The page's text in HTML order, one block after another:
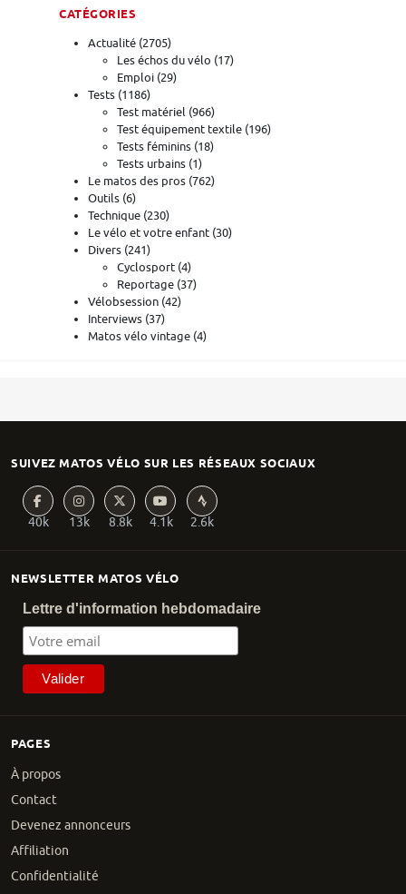
CATÉGORIES
Actualité (2705)
Les échos du vélo (17)
Emploi (29)
Tests (1186)
Test matériel (966)
Test équipement textile (196)
Tests féminins (18)
Tests urbains (1)
Le matos des pros (762)
Outils (6)
Technique (230)
Le vélo et votre enfant (30)
Divers (241)
Cyclosport (4)
Reportage (37)
Vélobsession (42)
Interviews (37)
Matos vélo vintage (4)
PAGES
À propos
Contact
Devenez annonceurs
Affiliation
Confidentialité
NEWSLETTER MATOS VÉLO
Lettre d'information hebdomadaire
SUIVEZ MATOS VÉLO SUR LES RÉSEAUX SOCIAUX
40k 13k 8.8k 4.1k 2.6k